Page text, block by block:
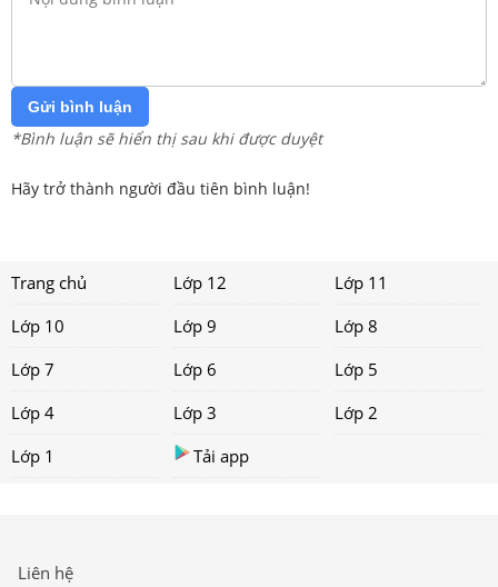
Gửi bình luận
*Bình luận sẽ hiển thị sau khi được duyệt
Hãy trở thành người đầu tiên bình luận!
Trang chủ Lớp 12
Lớp 11
Lớp 10
Lớp 9
Lớp 8
Lớp 7
Lớp 6
Lớp 5
Lớp 4
Lớp 3
Lớp 2
Lớp 1
Tải app
Liên hệ